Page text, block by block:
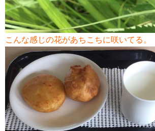
こんな感じの花があちこちに咲いてる。